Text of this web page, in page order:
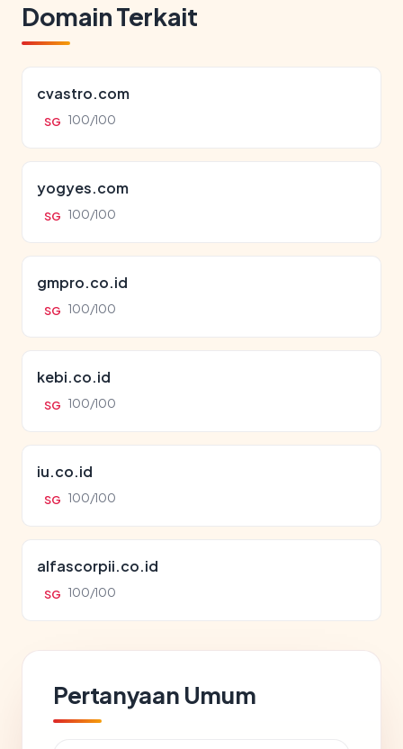
Domain Terkait
cvastro.com
SG 100/100
yogyes.com
SG 100/100
gmpro.co.id
SG 100/100
kebi.co.id
SG 100/100
iu.co.id
SG 100/100
alfascorpii.co.id
SG 100/100
Pertanyaan Umum